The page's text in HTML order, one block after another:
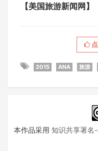
【美国旅游新闻网】
2015 ANA 旅游
本作品采用 知识共享署名